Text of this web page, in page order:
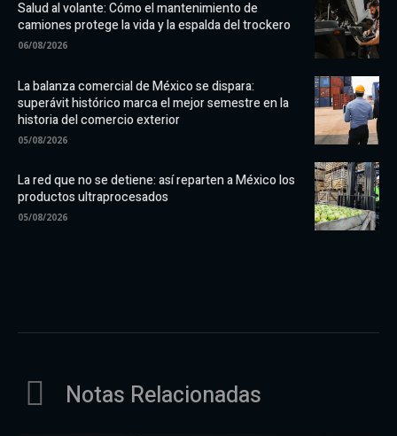
Salud al volante: Cómo el mantenimiento de
camiones protege la vida y la espalda del trockero
06/08/2026
La balanza comercial de México se dispara:
superávit histórico marca el mejor semestre en la
historia del comercio exterior
05/08/2026
La red que no se detiene: así reparten a México los
productos ultraprocesados
05/08/2026
Notas Relacionadas